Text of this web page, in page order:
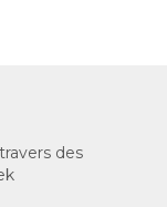
des